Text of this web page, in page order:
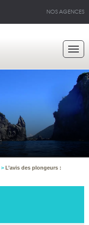
NOS AGENCES
> L’avis des plongeurs :